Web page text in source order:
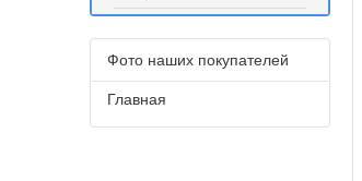
Фото наших покупателей
Главная